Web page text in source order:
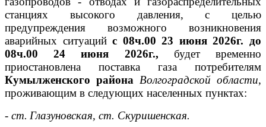
станциях высокого давления, с целью
предупреждения возможного возникновения
аварийных ситуацийс 08ч.00 23 июня 2026г. до
08ч.00 24 июня 2026г., будет временно
приостановлена поставка газа потребителям
Кумылженского района Волгоградской области,
проживающим в следующих населенных пунктах:
- ст. Глазуновская, ст. Скуришенская.